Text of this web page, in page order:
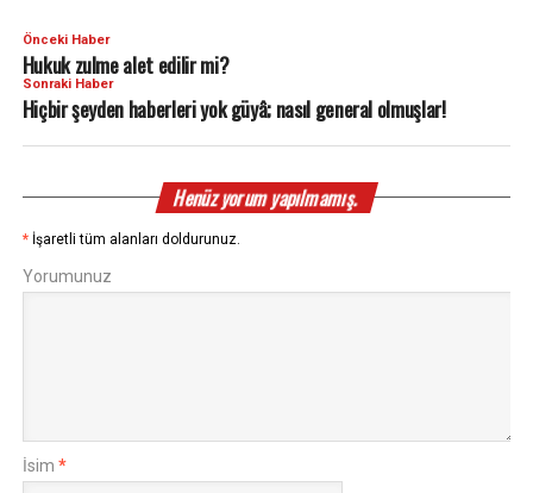
Önceki Haber
Hukuk zulme alet edilir mi?
Sonraki Haber
Hiçbir şeyden haberleri yok güyâ; nasıl general olmuşlar!
Henüz yorum yapılmamış.
* İşaretli tüm alanları doldurunuz.
Yorumunuz
İsim *